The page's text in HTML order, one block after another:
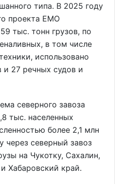
типа. В 2025 году
проекта ЕМО
тыс. тонн грузов, по
в том числе
использовано
27 речных судов и
северного завоза
тыс. населенных
более 2,1 млн
через северный завоз
на Чукотку, Сахалин,
Хабаровский край.